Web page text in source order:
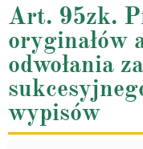
Art. 95zk.
oryginałów
odwołania
wypisów